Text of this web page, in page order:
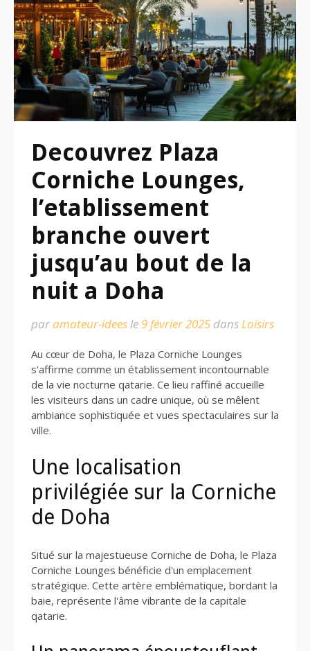
Decouvrez Plaza
Corniche Lounges,
l’etablissement
branche ouvert
jusqu’au bout de la
nuit a Doha
paramateur-ideesle9 février 2025 dansLoisirs
Au cœur de Doha, le Plaza Corniche Lounges
s'affirme comme un établissement incontournable
de la vie nocturne qatarie. Ce lieu raffiné accueille
les visiteurs dans un cadre unique, où se mêlent
ambiance sophistiquée et vues spectaculaires sur la
ville.
Une localisation
privilégiée sur la Corniche
de Doha
Situé sur la majestueuse Corniche de Doha, le Plaza
Corniche Lounges bénéficie d'un emplacement
stratégique. Cette artère emblématique, bordant la
baie, représente l'âme vibrante de la capitale
qatarie.